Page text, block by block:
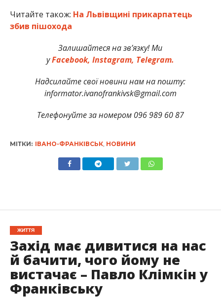
Читайте також: На Львівщині прикарпатець
збив пішохода
Залишайтеся на зв’язку! Ми
уFacebook, Instagram, Telegram.
Надсилайте свої новини нам на пошту:
informator.ivanofrankivsk@gmail.com
Телефонуйте за номером 096 989 60 87
МІТКИ: ІВАНО-ФРАНКІВСЬК, НОВИНИ
ЖИТТЯ
Захід має дивитися на нас
й бачити, чого йому не
вистачає – Павло Клімкін у
Франківську